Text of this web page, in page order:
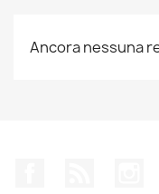
Ancora nessuna